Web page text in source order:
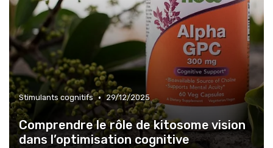
Stimulants cognitifs • 29/12/2025
Comprendre le rôle de kitosome vision
dans l’optimisation cognitive